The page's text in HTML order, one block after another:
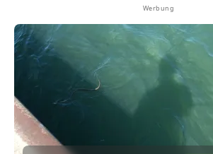
Werbung